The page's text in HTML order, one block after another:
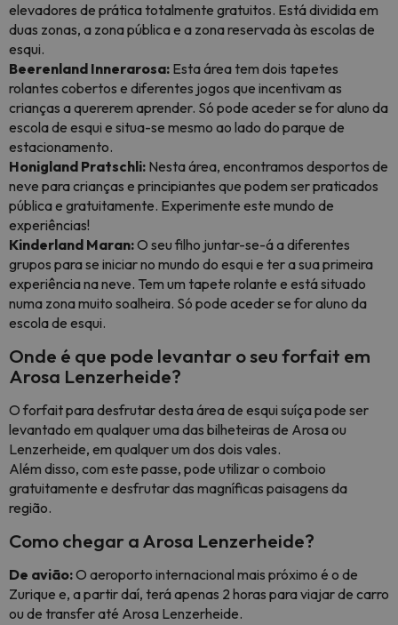
elevadores de prática totalmente gratuitos. Está dividida em
duas zonas, a zona pública e a zona reservada às escolas de
esqui.
Beerenland Innerarosa: Esta área tem dois tapetes
rolantes cobertos e diferentes jogos que incentivam as
crianças a quererem aprender. Só pode aceder se for aluno da
escola de esqui e situa-se mesmo ao lado do parque de
estacionamento.
Honigland Pratschli: Nesta área, encontramos desportos de
neve para crianças e principiantes que podem ser praticados
pública e gratuitamente. Experimente este mundo de
experiências!
Kinderland Maran:O seu filho juntar-se-á a diferentes
grupos para se iniciar no mundo do esqui e ter a sua primeira
experiência na neve. Tem um tapete rolante e está situado
numa zona muito soalheira. Só pode aceder se for aluno da
escola de esqui.
Onde é que pode levantar o seu forfait em
Arosa Lenzerheide?
O forfait para desfrutar desta área de esqui suíça pode ser
levantado em qualquer uma das bilheteiras de Arosa ou
Lenzerheide, em qualquer um dos dois vales.
Além disso, com este passe, pode utilizar o comboio
gratuitamente e desfrutar das magníficas paisagens da
região.
Como chegar a Arosa Lenzerheide?
De avião:O aeroporto internacional mais próximo é o de
Zurique e, a partir daí, terá apenas 2 horas para viajar de carro
ou de transfer até Arosa Lenzerheide.